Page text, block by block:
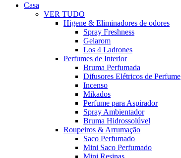
Casa
VER TUDO
Higene & Eliminadores de odores
Spray Freshness
Gelarom
Los 4 Ladrones
Perfumes de Interior
Bruma Perfumada
Difusores Elétricos de Perfume
Incenso
Mikados
Perfume para Aspirador
Spray Ambientador
Bruma Hidrossolúvel
Roupeiros & Arrumação
Saco Perfumado
Mini Saco Perfumado
Mini Resinas